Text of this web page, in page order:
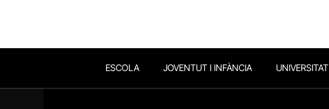
ESCOLA JOVENTUT I INFÀNCIA UNIVERSITAT